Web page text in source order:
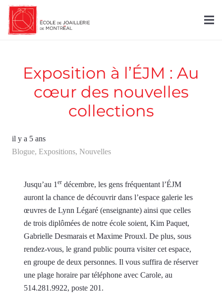
Exposition à l’ÉJM : Au
cœur des nouvelles
collections
il y a 5 ans
Blogue, Expositions, Nouvelles
Jusqu’au 1 er décembre, les gens fréquentant l’ÉJM
auront la chance de découvrir dans l’espace galerie les
œuvres de Lynn Légaré (enseignante) ainsi que celles
de trois diplômées de notre école soient, Kim Paquet,
Gabrielle Desmarais et Maxime Prouxl. De plus, sous
rendez-vous, le grand public pourra visiter cet espace,
en groupe de deux personnes. Il vous suffira de réserver
une plage horaire par téléphone avec Carole, au
514.281.9922, poste 201.